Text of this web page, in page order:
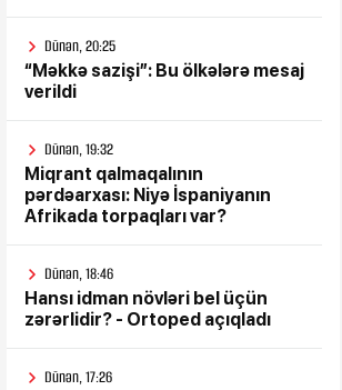
Dünən, 20:25
“Məkkə sazişi”: Bu ölkələrə mesaj
verildi
Dünən, 19:32
Miqrant qalmaqalının
pərdəarxası: Niyə İspaniyanın
Afrikada torpaqları var?
Dünən, 18:46
Hansı idman növləri bel üçün
zərərlidir? - Ortoped açıqladı
Dünən, 17:26